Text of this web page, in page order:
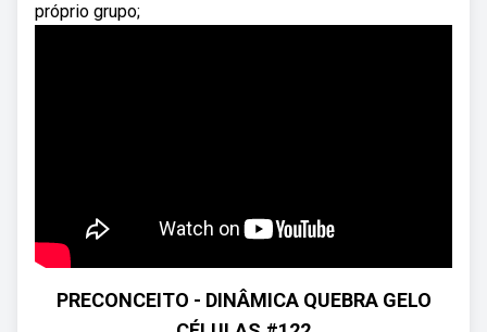
próprio grupo;
PRECONCEITO - DINÂMICA QUEBRA GELO